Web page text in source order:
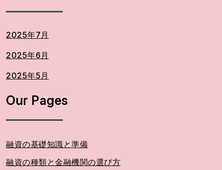
2025年7月
2025年6月
2025年5月
Our Pages
融資の基礎知識と準備
融資の種類と金融機関の選び方